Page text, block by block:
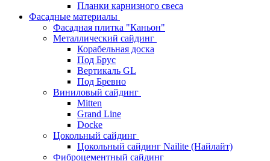
Планки карнизного свеса
Фасадные материалы
Фасадная плитка "Каньон"
Металлический сайдинг
Корабельная доска
Под Брус
Вертикаль GL
Под Бревно
Виниловый сайдинг
Mitten
Grand Line
Docke
Цокольный сайдинг
Цокольный сайдинг Nailite (Найлайт)
Фиброцементный сайдинг